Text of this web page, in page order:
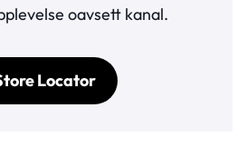
oavsett kanal.
Locator